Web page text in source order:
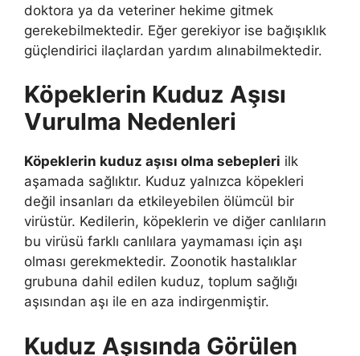
doktora ya da veteriner hekime gitmek
gerekebilmektedir. Eğer gerekiyor ise bağışıklık
güçlendirici ilaçlardan yardım alınabilmektedir.
Köpeklerin Kuduz Aşısı
Vurulma Nedenleri
Köpeklerin kuduz aşısı olma sebepleri ilk
aşamada sağlıktır. Kuduz yalnızca köpekleri
değil insanları da etkileyebilen ölümcül bir
virüstür. Kedilerin, köpeklerin ve diğer canlıların
bu virüsü farklı canlılara yaymaması için aşı
olması gerekmektedir. Zoonotik hastalıklar
grubuna dahil edilen kuduz, toplum sağlığı
aşısından aşı ile en aza indirgenmiştir.
Kuduz Aşısında Görülen